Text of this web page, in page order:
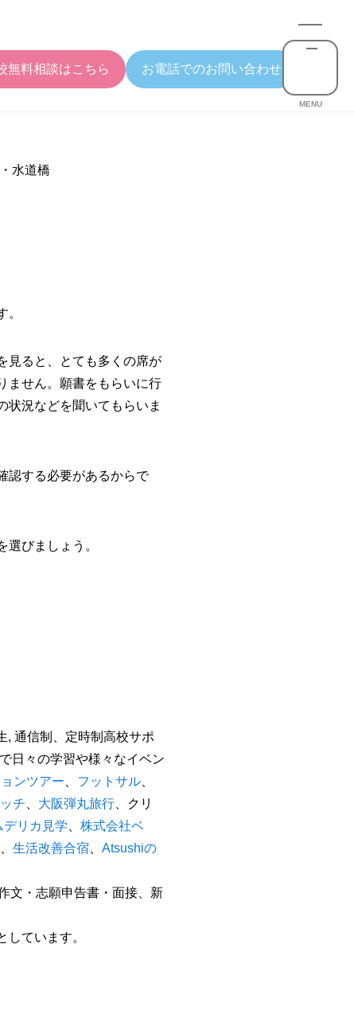
無料相談はこちら お電話でのお問い合わせ
MENU
水道橋
。
見ると、とても多くの席が
ません。願書をもらいに行
状況などを聞いてもらいま
認する必要があるからで
びましょう。
, 通信制、定時制高校サポ
日々の学習や様々なイベン
ンツアー フットサル
チ 大阪弾丸旅行 、クリ
デリカ見学
株式会社ベ
生活改善合宿 Atsushiの
文・志願申告書・面接、新
ています。